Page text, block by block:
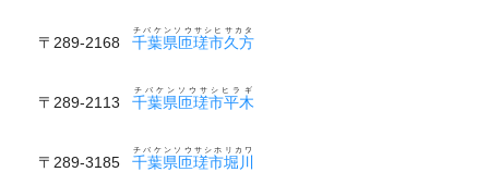
〒289-2168 千葉県匝瑳市久方
チバケンソウサシヒサカタ
〒289-2113 千葉県匝瑳市平木
チバケンソウサシヒラギ
〒289-3185 千葉県匝瑳市堀川
チバケンソウサシホリカワ